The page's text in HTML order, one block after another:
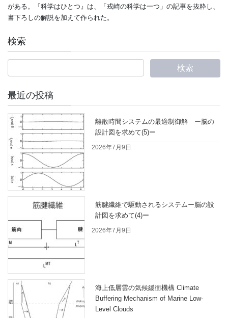
がある。『科学はひとつ』は、「戎崎の科学は一つ」の記事を抜粋し、
書下ろしの解説を加えて作られた。
検索
最近の投稿
離散時間システムの最適制御解 ー脳の
設計図を求めて(5)ー
2026年7月9日
筋腱繊維で駆動されるシステムー脳の設
計図を求めて(4)ー
2026年7月9日
海上低層雲の気候緩衝機構 Climate
Buffering Mechanism of Marine Low-
Level Clouds